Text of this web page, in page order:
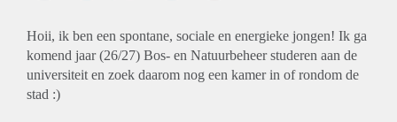
Hoii, ik ben een spontane, sociale en energieke jongen! Ik ga
komend jaar (26/27) Bos- en Natuurbeheer studeren aan de
universiteit en zoek daarom nog een kamer in of rondom de
stad :)